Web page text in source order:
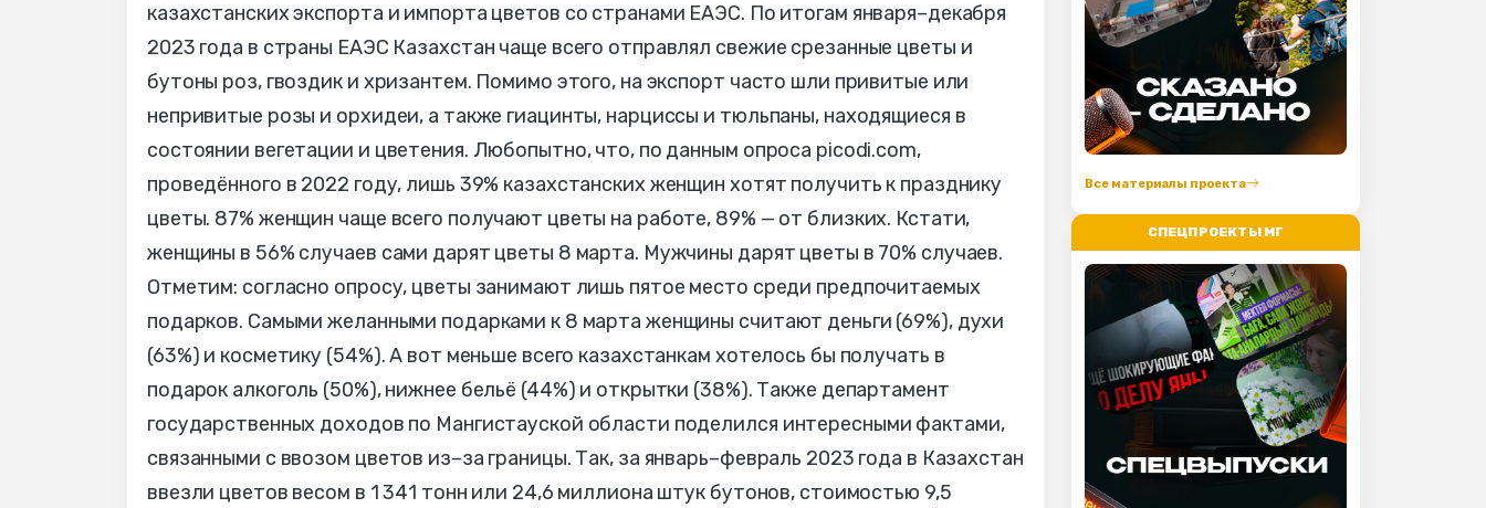
казахстанских экспорта и импорта цветов со странами ЕАЭС. По итогам января–декабря
2023 года в страны ЕАЭС Казахстан чаще всего отправлял свежие срезанные цветы и
бутоны роз, гвоздик и хризантем. Помимо этого, на экспорт часто шли привитые или
непривитые розы и орхидеи, а также гиацинты, нарциссы и тюльпаны, находящиеся в
состоянии вегетации и цветения. Любопытно, что, по данным опроса picodi.com,
проведённого в 2022 году, лишь 39% казахстанских женщин хотят получить к празднику
цветы. 87% женщин чаще всего получают цветы на работе, 89% — от близких. Кстати,
женщины в 56% случаев сами дарят цветы 8 марта. Мужчины дарят цветы в 70% случаев.
Отметим: согласно опросу, цветы занимают лишь пятое место среди предпочитаемых
подарков. Самыми желанными подарками к 8 марта женщины считают деньги (69%), духи
(63%) и косметику (54%). А вот меньше всего казахстанкам хотелось бы получать в
подарок алкоголь (50%), нижнее бельё (44%) и открытки (38%). Также департамент
государственных доходов по Мангистауской области поделился интересными фактами,
связанными с ввозом цветов из–за границы. Так, за январь–февраль 2023 года в Казахстан
ввезли цветов весом в 1 341 тонн или 24,6 миллиона штук бутонов, стоимостью 9,5
Все материалы проекта
СПЕЦПРОЕКТЫ МГ